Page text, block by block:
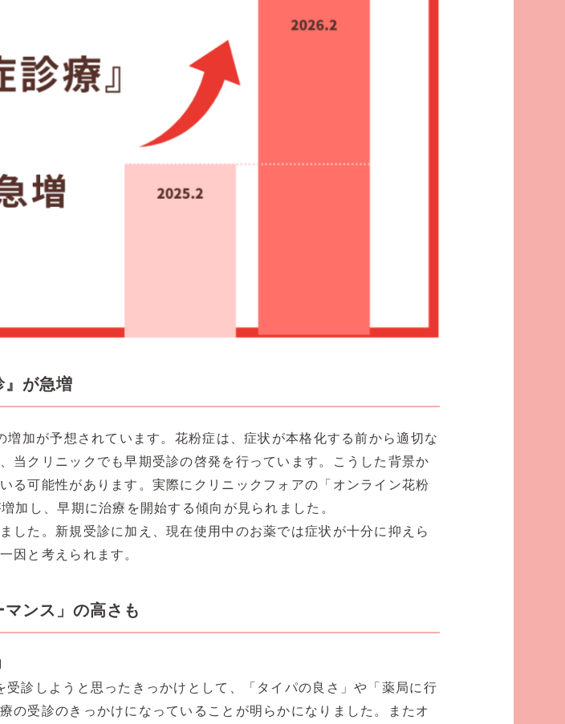
が急増
加が予想されています。花粉症は、症状が本格化する前から適切な
当クリニックでも早期受診の啓発を行っています。こうした背景か
る可能性があります。実際にクリニックフォアの「オンライン花粉
加し、早期に治療を開始する傾向が見られました。
た。新規受診に加え、現在使用中のお薬では症状が十分に抑えら
因と考えられます。
ンス」の高さも
診しようと思ったきっかけとして、「タイパの良さ」や「薬局に行
の受診のきっかけになっていることが明らかになりました。またオ